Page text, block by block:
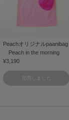
Peachオリジナルpaanibag
Peach in the morning
¥3,190
完売しました